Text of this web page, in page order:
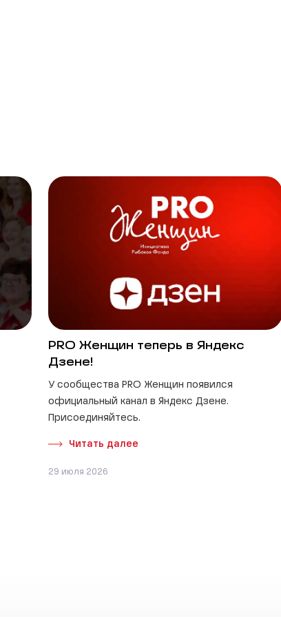
PRO Женщин теперь в Яндекс
Дзене!
У сообщества PRO Женщин появился
официальный канал в Яндекс Дзене.
Присоединяйтесь.
Читать далее
29 июля 2026